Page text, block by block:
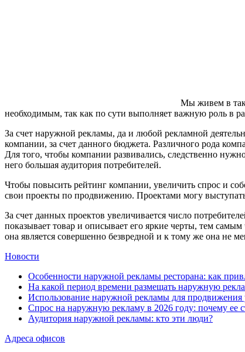
Мы живем в
необходимым, так как по сути выполняет важную роль в
За счет наружной рекламы, да и любой рекламной
компании, за счет данного бюджета. Различного рода
Для того, чтобы компании развивались, следственно
него большая аудитория потребителей.
Чтобы повысить рейтинг компании, увеличить спрос и
свои проекты по продвижению. Проектами могу
За счет данных проектов увеличивается число
показывает товар и описывает его яркие черты, тем
она является совершенно безвредной и к тому же она не
Новости
Особенности наружной рекламы ресторана: как
На какой период времени размещать наружную
Использование наружной рекламы для продвижения
Спрос на наружную рекламу в 2026 году: почему ее
Аудитория наружной рекламы: кто эти люди?
Адреса офисов